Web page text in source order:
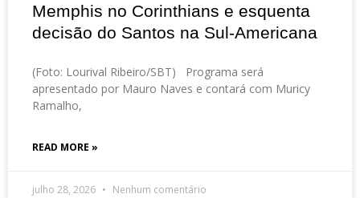
Memphis no Corinthians e esquenta
decisão do Santos na Sul-Americana
(Foto: Lourival Ribeiro/SBT) Programa será
apresentado por Mauro Naves e contará com Muricy
Ramalho,
READ MORE »
julho 28, 2026 Nenhum comentário